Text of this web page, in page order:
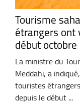
Tourisme
étrangers ont
début
La ministre du
Meddahi, a
touristes
depuis le début ...